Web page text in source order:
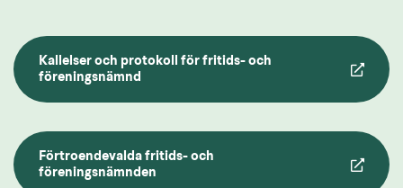
Kallelser och protokoll för fritids- och
föreningsnämnd
Förtroendevalda fritids- och
föreningsnämnden
Länk till annan webbplats.